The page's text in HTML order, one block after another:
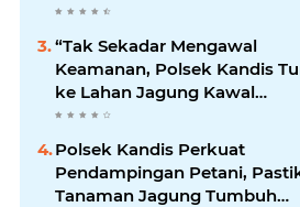
Kandis
“Tak Sekadar Mengawal
Keamanan, Polsek Kandis
ke Lahan Jagung Kawal
Ketahanan Pangan
Polsek Kandis Perkuat
Pendampingan Petani,
Tanaman Jagung Tumbuh